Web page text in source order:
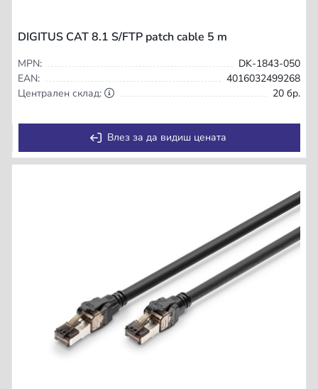
DIGITUS CAT 8.1 S/FTP patch cable 5 m
MPN:
DK-1843-050
EAN:
4016032499268
Централен склад:
20 бр.
Влез за да видиш цената